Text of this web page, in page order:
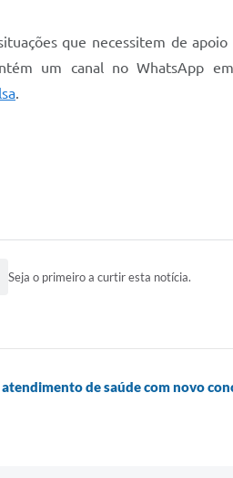
que necessitem de
um canal no WhatsApp
.
Seja o primeiro a curtir esta notícia.
de saúde com novo